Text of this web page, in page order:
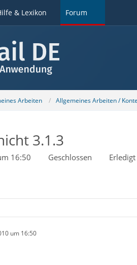
& Lexikon Forum
Arbeiten Allgemeines Arbeiten /
3.1.3
16:50 Geschlossen Erledigt
um 16:50